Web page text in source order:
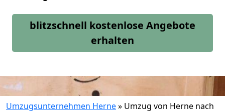
blitzschnell kostenlose Angebote
erhalten
Umzugsunternehmen Herne» Umzug von Herne nach